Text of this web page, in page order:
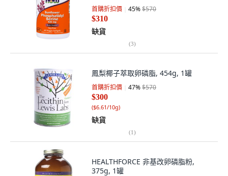
首購折扣價 45%$570
$310
缺貨
(3)
鳳梨椰子萃取卵磷脂, 454g, 1罐
首購折扣價 47%$570
$300
($6.61/10g)
缺貨
(1)
HEALTHFORCE 非基改卵磷脂粉,
375g, 1罐